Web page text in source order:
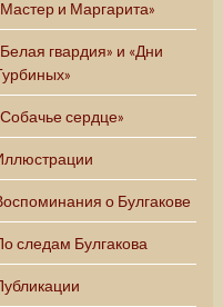
и Маргарита»
гвардия» и «Дни
сердце»
о Булгакове
следам Булгакова